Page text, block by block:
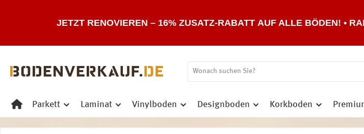
JETZT RENOVIEREN – 16% ZUSATZ-RABATT AUF ALLE BÖDEN! •
Parkett Laminat Vinylboden Designboden Korkboden